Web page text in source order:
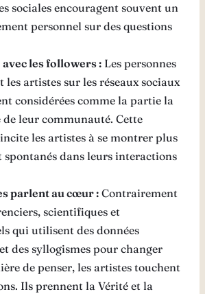
sociales encouragent souvent un
personnel sur des questions
les followers : Les personnes
les artistes sur les réseaux sociaux
considérées comme la partie la
leur communauté. Cette
les artistes à se montrer plus
spontanés dans leurs interactions
parlent au cœur :Contrairement
scientifiques et
qui utilisent des données
des syllogismes pour changer
de penser, les artistes touchent
Ils prennent la Vérité et la